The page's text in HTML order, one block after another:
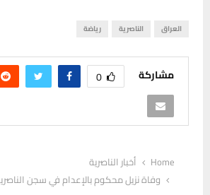
العراق الناصرية رياضة
مشاركة 0
Home
أخبار الناصرية
وفاة نزيل محكوم بالإعدام في سجن